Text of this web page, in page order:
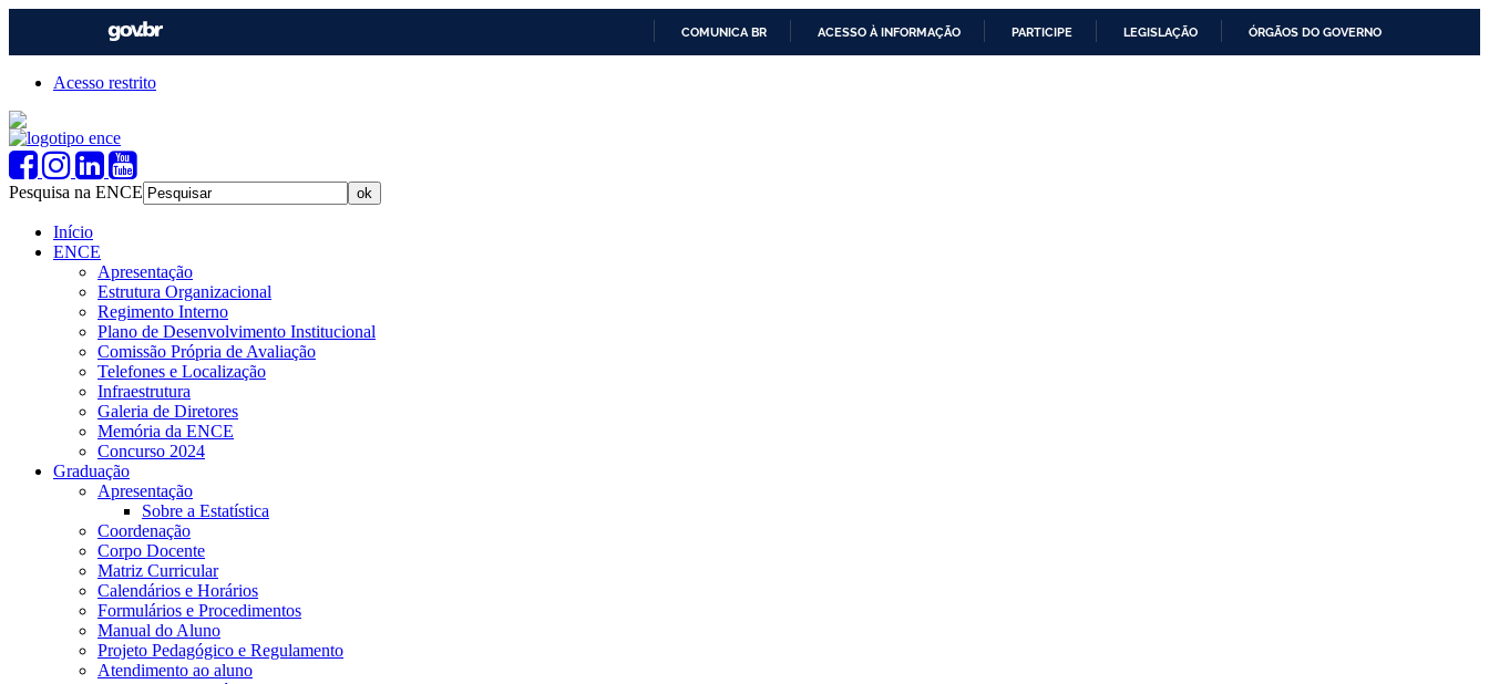
COMUNICA BR ACESSO À INFORMAÇÃO PARTICIPE LEGISLAÇÃO ÓRGÃOS DO GOVERNO
Acesso restrito
Pesquisa na ENCE
Início
ENCE
Apresentação
Estrutura Organizacional
Regimento Interno
Plano de Desenvolvimento Institucional
Comissão Própria de Avaliação
Telefones e Localização
Infraestrutura
Galeria de Diretores
Memória da ENCE
Concurso 2024
Graduação
Apresentação
Sobre a Estatística
Coordenação
Corpo Docente
Matriz Curricular
Calendários e Horários
Formulários e Procedimentos
Manual do Aluno
Projeto Pedagógico e Regulamento
Atendimento ao aluno